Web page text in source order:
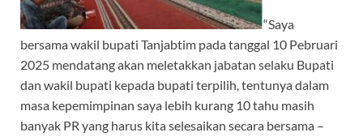
“Saya
bersama wakil bupati Tanjabtim pada tanggal 10 Pebruari
2025 mendatang akan meletakkan jabatan selaku Bupati
dan wakil bupati kepada bupati terpilih, tentunya dalam
masa kepemimpinan saya lebih kurang 10 tahu masih
banyak PR yang harus kita selesaikan secara bersama –